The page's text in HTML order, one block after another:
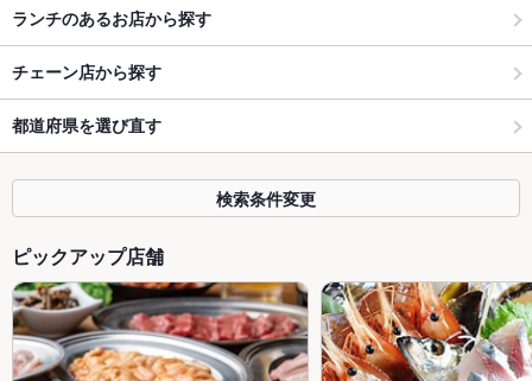
ランチのあるお店から探す
チェーン店から探す
都道府県を選び直す
検索条件変更
ピックアップ店舗